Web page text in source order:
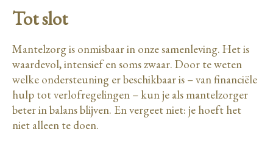
Tot slot
Mantelzorg is onmisbaar in onze samenleving. Het is
waardevol, intensief en soms zwaar. Door te weten
welke ondersteuning er beschikbaar is – van financiële
hulp tot verlofregelingen – kun je als mantelzorger
beter in balans blijven. En vergeet niet: je hoeft het
niet alleen te doen.